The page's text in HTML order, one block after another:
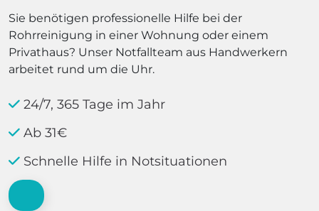
Sie benötigen professionelle Hilfe bei der
Rohrreinigung in einer Wohnung oder einem
Privathaus? Unser Notfallteam aus Handwerkern
arbeitet rund um die Uhr.
24/7, 365 Tage im Jahr
Ab 31€
Schnelle Hilfe in Notsituationen